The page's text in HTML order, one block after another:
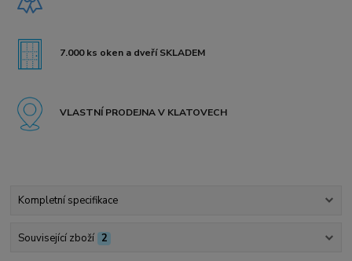
7.000 ks oken a dveří SKLADEM
VLASTNÍ PRODEJNA V KLATOVECH
Kompletní specifikace
Související zboží 2